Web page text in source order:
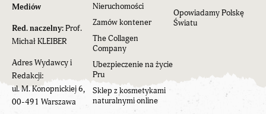
Mediów
Red. naczelny:Prof.
Michał KLEIBER
Adres Wydawcy i
Redakcji:
ul. M. Konopnickiej 6,
00-491 Warszawa
Nieruchomości
Zamów kontener
The Collagen
Company
Ubezpieczenie na życie
Pru
Sklep z kosmetykami
naturalnymi online
Opowiadamy Polskę
Światu